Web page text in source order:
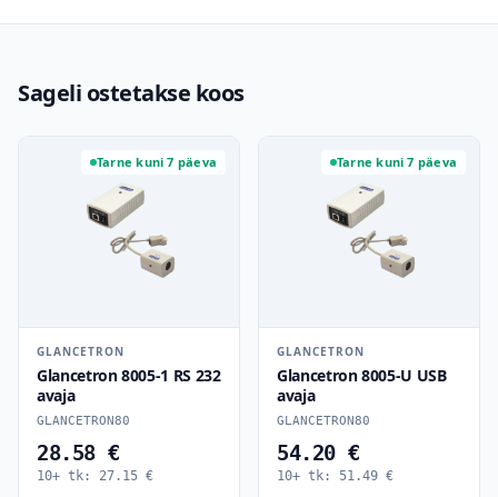
Sageli ostetakse koos
Tarne kuni 7 päeva
GLANCETRON
Glancetron 8005-1 RS 232
avaja
GLANCETRON80
28.58 €
10+ tk: 27.15 €
Tarne kuni 7 päeva
GLANCETRON
Glancetron 8005-U USB
avaja
GLANCETRON80
54.20 €
10+ tk: 51.49 €